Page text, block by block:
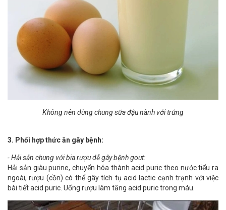
Không nên dùng chung sữa đậu nành với trứng
3. Phối hợp thức ăn gây bệnh:
- Hải sản chung với bia rượu dễ gây bệnh gout:
Hải sản giàu purine, chuyển hóa thành acid puric theo nước tiểu ra
ngoài, rượu (cồn) có thể gây tích tụ acid lactic cạnh trạnh với việc
bài tiết acid puric. Uống rượu làm tăng acid puric trong máu.